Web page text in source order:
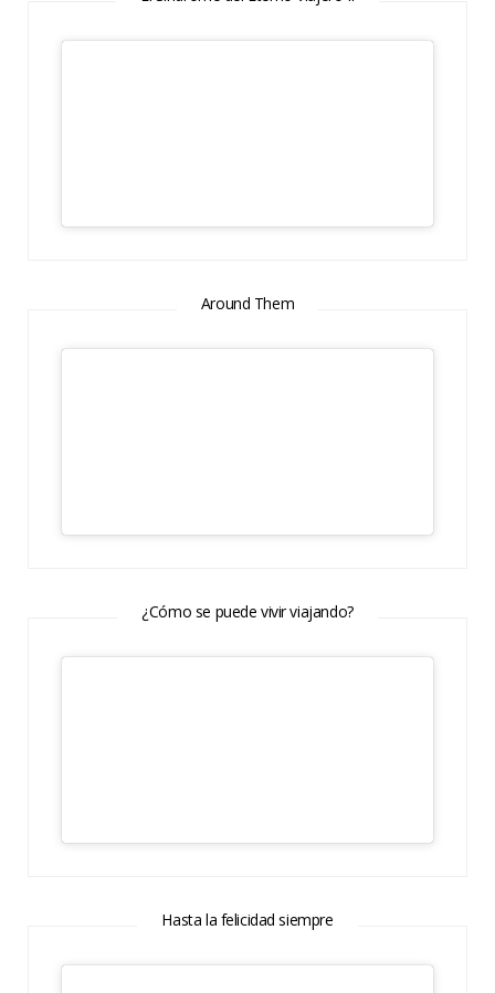
Around Them
¿Cómo se puede vivir viajando?
Hasta la felicidad siempre